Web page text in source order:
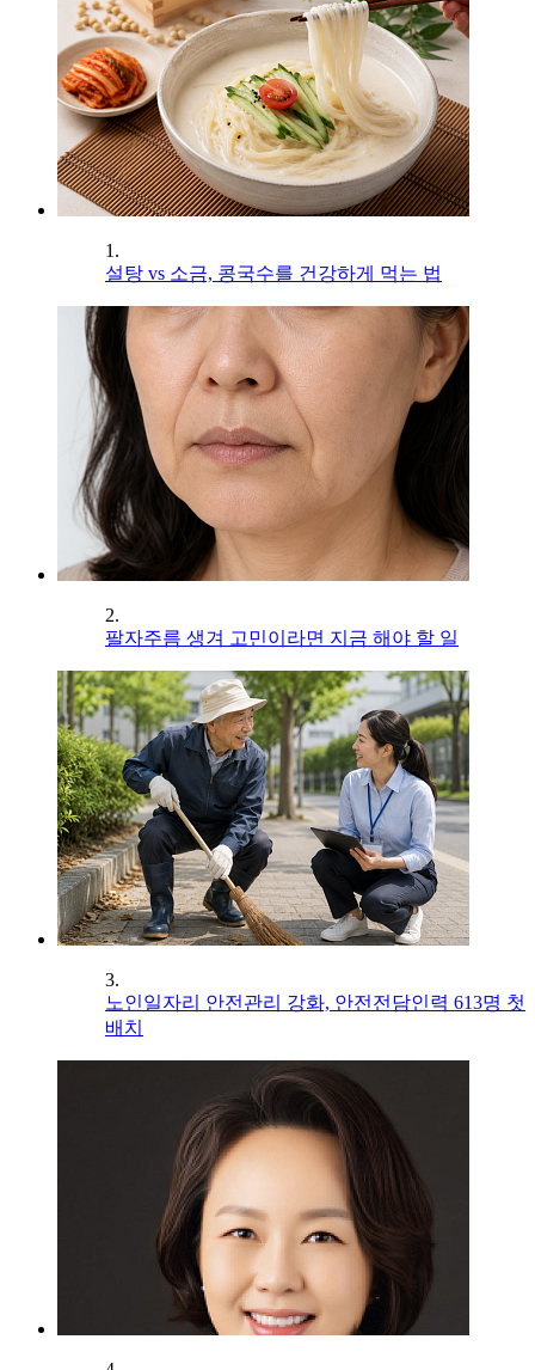
1.
설탕 vs 소금, 콩국수를 건강하게 먹는 법
2.
팔자주름 생겨 고민이라면 지금 해야 할 일
3.
노인일자리 안전관리 강화, 안전전담인력 613명 첫
배치